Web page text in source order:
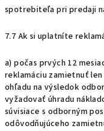
spotrebiteľa pri predaji
7.7 Ak si uplatníte
a) počas prvých 12
reklamáciu zamietnuť
ohľadu na výsledok
vyžadovať úhradu
súvisiace s odborným
odôvodňujúceho